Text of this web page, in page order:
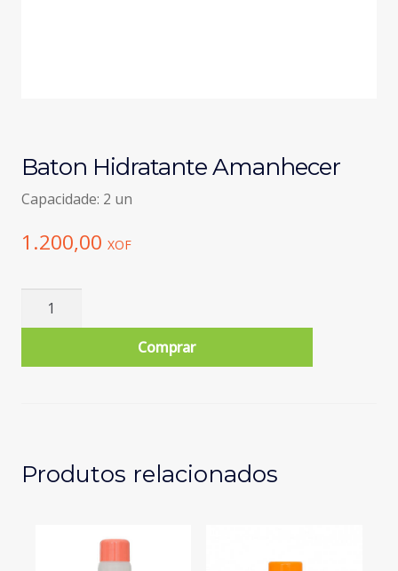
Baton Hidratante Amanhecer
Capacidade: 2 un
1.200,00 XOF
Quantidade
Hidratante
Comprar
Produtos relacionados